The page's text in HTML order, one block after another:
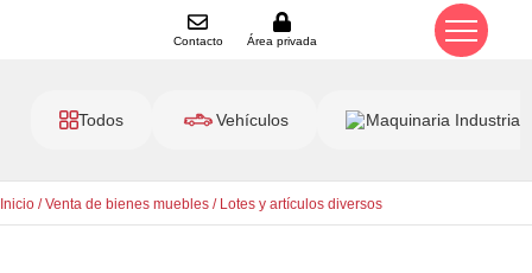
Contacto Área privada
Todos Vehículos Maquinaria Industrial
Inicio /Venta de bienes muebles / Lotes y artículos diversos